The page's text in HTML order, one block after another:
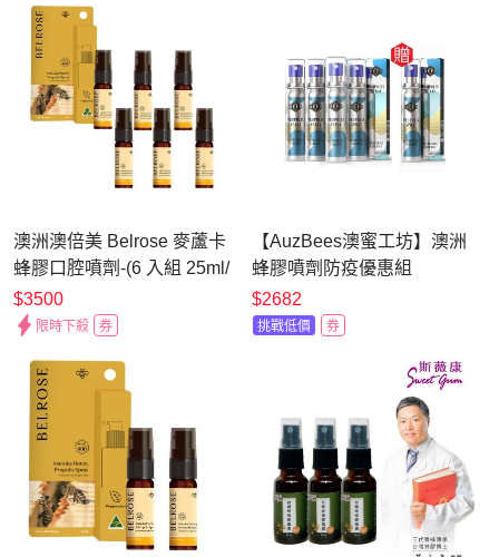
澳洲澳倍美 Belrose 麥蘆卡
蜂膠口腔噴劑-(6 入組 25ml/
瓶)
$3500
限時下殺 券
【AuzBees澳蜜工坊】澳洲
蜂膠噴劑防疫優惠組
$2682
挑戰低價 券